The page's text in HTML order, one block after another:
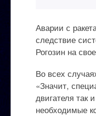
Аварии с
следствие
Рогозин на
Во всех
«Значит,
двигателя так
необходимые